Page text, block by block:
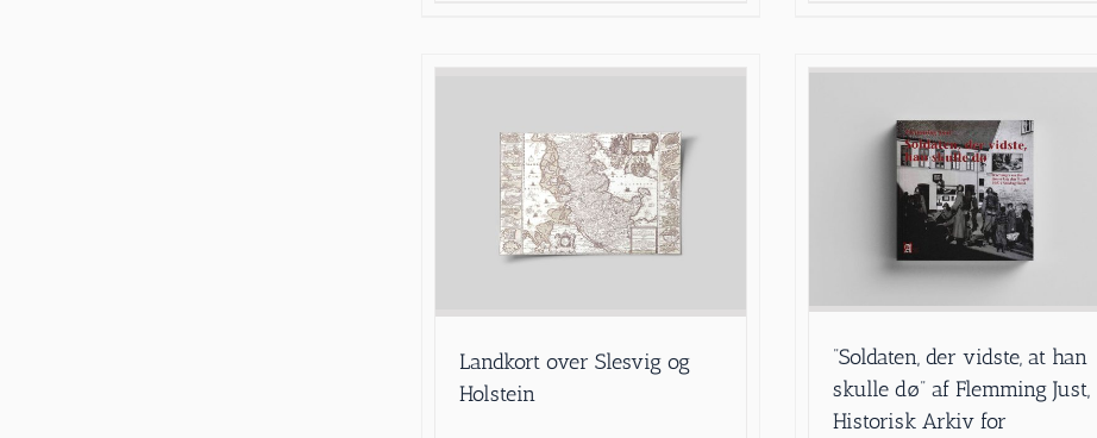
Landkort over Slesvig og
Holstein
”Soldaten, der vidste, at han
skulle dø” af Flemming Just,
Historisk Arkiv for